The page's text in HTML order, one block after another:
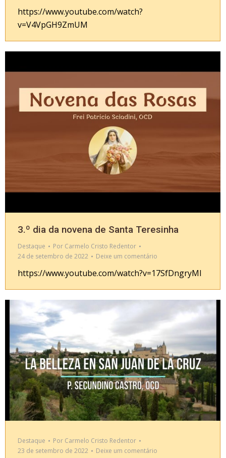
https://www.youtube.com/watch?
v=V4VpGH9ZmUM
3.º dia da novena de Santa Teresinha
Destaque Por Carmelo Cristo Redentor
24 de setembro de 2022
Deixe um comentário
https://www.youtube.com/watch?v=17SfDngryMI
Destaque Por Carmelo Cristo Redentor
23 de setembro de 2022
Deixe um comentário